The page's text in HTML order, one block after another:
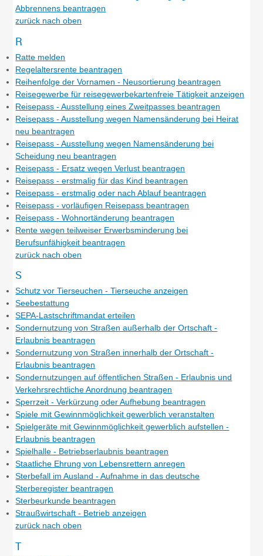
Abbrennens beantragen
zurück nach oben
R
Ratte melden
Regelaltersrente beantragen
Reihenfolge der Vornamen - Neusortierung beantragen
Reisegewerbe für reisegewerbekartenfreie Tätigkeit anzeigen
Reisepass - Ausstellung eines Zweitpasses beantragen
Reisepass - Ausstellung wegen Namensänderung bei Heirat
neu beantragen
Reisepass - Ausstellung wegen Namensänderung bei
Scheidung neu beantragen
Reisepass - Ersatz wegen Verlust beantragen
Reisepass - erstmalig für das Kind beantragen
Reisepass - erstmalig oder nach Ablauf beantragen
Reisepass - vorläufigen Reisepass beantragen
Reisepass - Wohnortänderung beantragen
Rente wegen teilweiser Erwerbsminderung bei
Berufsunfähigkeit beantragen
zurück nach oben
S
Schutz vor Tierseuchen - Tierseuche anzeigen
Seebestattung
SEPA-Lastschriftmandat erteilen
Sondernutzung von Straßen außerhalb der Ortschaft -
Erlaubnis beantragen
Sondernutzung von Straßen innerhalb der Ortschaft -
Erlaubnis beantragen
Sondernutzungen auf öffentlichen Straßen - Erlaubnis und
Verkehrsrechtliche Anordnung beantragen
Sperrzeit - Verkürzung oder Aufhebung beantragen
Spiele mit Gewinnmöglichkeit gewerblich veranstalten
Spielgeräte mit Gewinnmöglichkeit gewerblich aufstellen -
Erlaubnis beantragen
Spielhalle - Betriebserlaubnis beantragen
Staatliche Ehrung von Lebensrettern anregen
Sterbefall im Ausland - Aufnahme in das deutsche
Sterberegister beantragen
Sterbeurkunde beantragen
Straußwirtschaft - Betrieb anzeigen
zurück nach oben
T